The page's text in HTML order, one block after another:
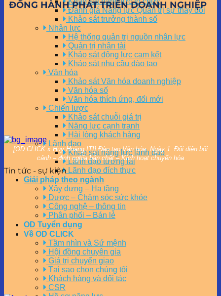
Đánh giá Năng lực Quản trị sự thay đổi
Khảo sát trưởng thành số
Nhân lực
Hệ thống quản trị nguồn nhân lực
Quản trị nhân tài
Khảo sát động lực cam kết
Khảo sát nhu cầu đào tạo
Văn hóa
Khảo sát Văn hóa doanh nghiệp
Văn hóa số
Văn hóa thích ứng, đổi mới
Chiến lược
Khảo sát chuỗi giá trị
Năng lực cạnh tranh
Hài lòng khách hàng
Lãnh đạo
Khảo sát năng lực lãnh đạo
Lãnh đạo tương lai
Lãnh đạo đích thực
Giải pháp theo ngành
Xây dựng – Hạ tầng
Dược – Chăm sóc sức khỏe
Công nghệ – thông tin
Phân phối – Bán lẻ
OD Tuyển dụng
Về OD CLICK
Tầm nhìn và Sứ mệnh
Hội đồng chuyên gia
Giá trị chuyển giao
Tại sao chọn chúng tôi
Khách hàng và đối tác
CSR
ĐỒNG HÀNH PHÁT TRIỂN DOANH NGHIỆP
[OD CLICK x Huy Hoàng ITI] Đào tạo Văn hóa. Ngày 1: Đối diện bối
cảnh – định nghĩa bản chất – Kích hoạt chuyển hóa
Tin tức - sự kiện